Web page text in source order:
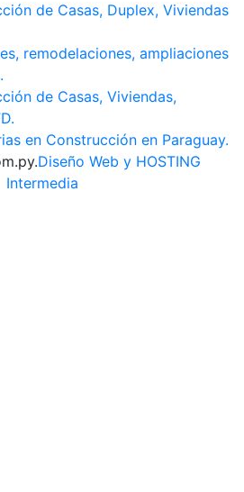
de Casas, Duplex, Viviendas
remodelaciones, ampliaciones
de Casas, Viviendas,
en Construcción en Paraguay.
Diseño Web y HOSTING
Intermedia